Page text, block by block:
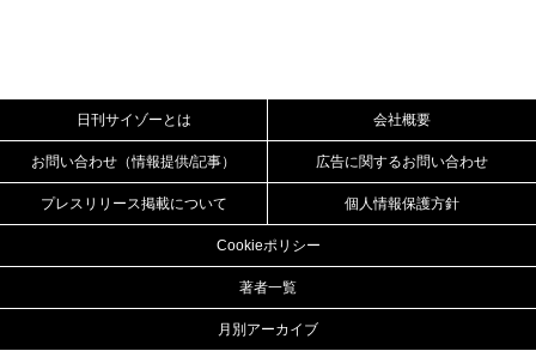
日刊サイゾーとは 会社概要
お問い合わせ（情報提供/記事） 広告に関するお問い合わせ
プレスリリース掲載について 個人情報保護方針
Cookieポリシー
著者一覧
月別アーカイブ